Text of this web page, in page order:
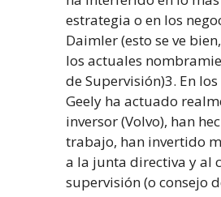
estrategia o en los
Daimler (esto se ve
los actuales
de Supervisión)3. En
Geely ha actuado
inversor (Volvo), han
trabajo, han invertido
a la junta directiva y al
supervisión (o consejo